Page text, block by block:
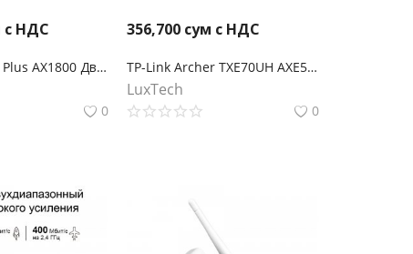
с НДС
Archer TX30U Plus AX1800 Двухдиапазонный беспроводной USB-адаптер высокого усиления Wi-Fi 6
0
356,700 сум с НДС
TP-Link Archer TXE70UH AXE5400 Wi-Fi 6E Беспроводной USB-адаптер с высоким коэффициентом усиления
LuxTech
0